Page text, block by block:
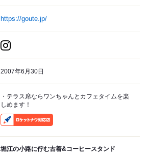
https://goute.jp/
2007年6月30日
・テラス席ならワンちゃんとカフェタイムを楽
しめます！
堀江の小路に佇む古着&コーヒースタンド